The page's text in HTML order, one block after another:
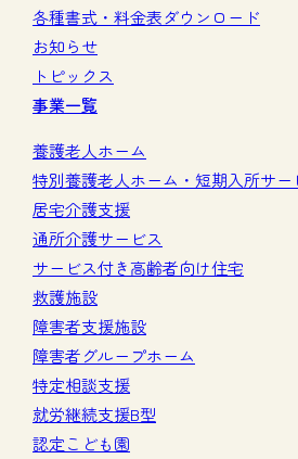
各種書式・料金表ダウンロード
お知らせ
トピックス
事業一覧
養護老人ホーム
特別養護老人ホーム・短期入所サー
居宅介護支援
通所介護サービス
サービス付き高齢者向け住宅
救護施設
障害者支援施設
障害者グループホーム
特定相談支援
就労継続支援B型
認定こども園